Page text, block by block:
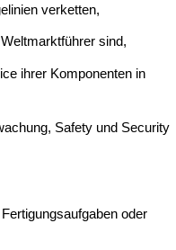
verketten,
sind,
ihrer Komponenten in
Safety und Security
oder